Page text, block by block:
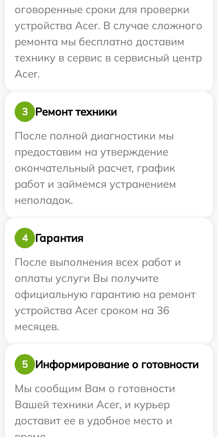
оговоренные сроки для проверки
устройства Acer. В случае сложного
ремонта мы бесплатно доставим
технику в сервис в сервисный центр
Acer.
3
Ремонт техники
После полной диагностики мы
предоставим на утверждение
окончательный расчет, график
работ и займемся устранением
неполадок.
4
Гарантия
После выполнения всех работ и
оплаты услуги Вы получите
официальную гарантию на ремонт
устройства Acer сроком на 36
месяцев.
5
Информирование о готовности
Мы сообщим Вам о готовности
Вашей техники Acer, и курьер
доставит ее в удобное место и